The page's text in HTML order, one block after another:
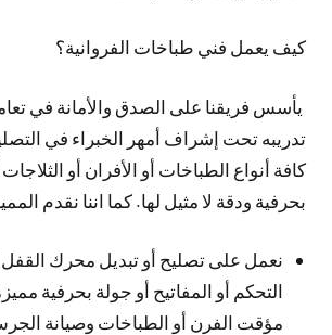
كيف يعمل فني طباخات الفروانية؟
يأسس فريقنا على الصدق والأمانة في
تدريبه تحت إشراف أمهر الخبراء في
كافة أنواع الطباخات أو الأفران أو
بحرفية ودقة لا مثيل لها. كما اننا نقدم
نعمل على تصليح أو تبديل محرك القفل
التحكم أو المفاتيح أو جولة بحرفية
مؤقت الفرن أو الطباخات وصيانة